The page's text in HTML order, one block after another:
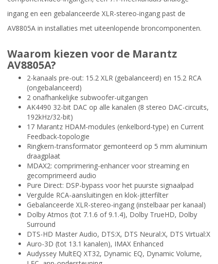
ingang en een gebalanceerde XLR-stereo-ingang past de
AV8805A in installaties met uiteenlopende broncomponenten.
Waarom kiezen voor de Marantz
AV8805A?
2-kanaals pre-out: 15.2 XLR (gebalanceerd) en 15.2 RCA
(ongebalanceerd)
2 onafhankelijke subwoofer-uitgangen
AK4490 32-bit DAC op alle kanalen (8 stereo DAC-circuits,
192kHz/32-bit)
17 Marantz HDAM-modules (enkelbord-type) en Current
Feedback-topologie
Ringkern-transformator gemonteerd op 5 mm aluminium
draagplaat
MDAX2: comprimering-enhancer voor streaming en
gecomprimeerd audio
Pure Direct: DSP-bypass voor het puurste signaalpad
Vergulde RCA-aansluitingen en klok-jitterfilter
Gebalanceerde XLR-stereo-ingang (instelbaar per kanaal)
Dolby Atmos (tot 7.1.6 of 9.1.4), Dolby TrueHD, Dolby
Surround
DTS-HD Master Audio, DTS:X, DTS Neural:X, DTS Virtual:X
Auro-3D (tot 13.1 kanalen), IMAX Enhanced
Audyssey MultEQ XT32, Dynamic EQ, Dynamic Volume,